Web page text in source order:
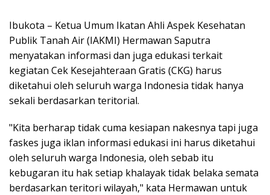
Ibukota – Ketua Umum Ikatan Ahli Aspek Kesehatan
Publik Tanah Air (IAKMI) Hermawan Saputra
menyatakan informasi dan juga edukasi terkait
kegiatan Cek Kesejahteraan Gratis (CKG) harus
diketahui oleh seluruh warga Indonesia tidak hanya
sekali berdasarkan teritorial.
"Kita berharap tidak cuma kesiapan nakesnya tapi juga
faskes juga iklan informasi edukasi ini harus diketahui
oleh seluruh warga Indonesia, oleh sebab itu
kebugaran itu hak setiap khalayak tidak belaka semata
berdasarkan teritori wilayah," kata Hermawan untuk